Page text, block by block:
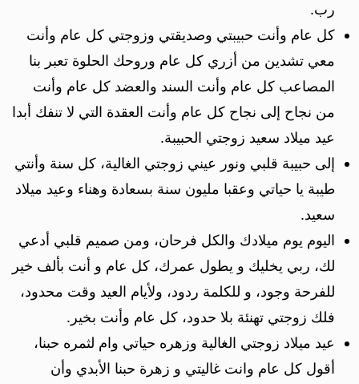
رب.
كل عام وأنت حبيبتي وصديقتي وزوجتي كل عام وأنت
معي تشدين من أزري كل عام وروحك الحلوة تعبر بنا
المصاعب كل عام وأنت السند والعضد كل عام وأنت
من نجاح إلى نجاح كل عام وأنت العقدة التي لا تنفك أبدا
عيد ميلاد سعيد زوجتي الحبيبة.
إلى حبيبة قلبي ونور عيني زوجتي الغالية، كل سنة وأنتي
طيبة يا حياتي وعقبا مليون سنة بسعادة وهناء وعيد ميلاد
سعيد.
اليوم يوم ميلادك والكل فرحان، ومن صميم قلبي أدعي
لك، ربي يخليك و يطول عمرك، كل عام و أنت بألف خير
للفرحة وجود، و للكلمة ردود، ولأيام العيد وقت محدود،
فلك زوجتي تهنئة بلا حدود، كل عام وأنت بخير.
عيد ميلاد زوجتي الغالية وزهره حياتي وام لثمره حبنا،
أقول كل عام وانت غاليتي و زهرة حبنا الأبدي وأن